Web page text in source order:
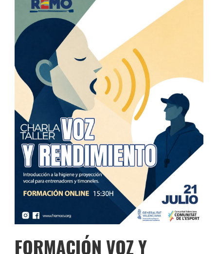
FORMACIÓN VOZ Y